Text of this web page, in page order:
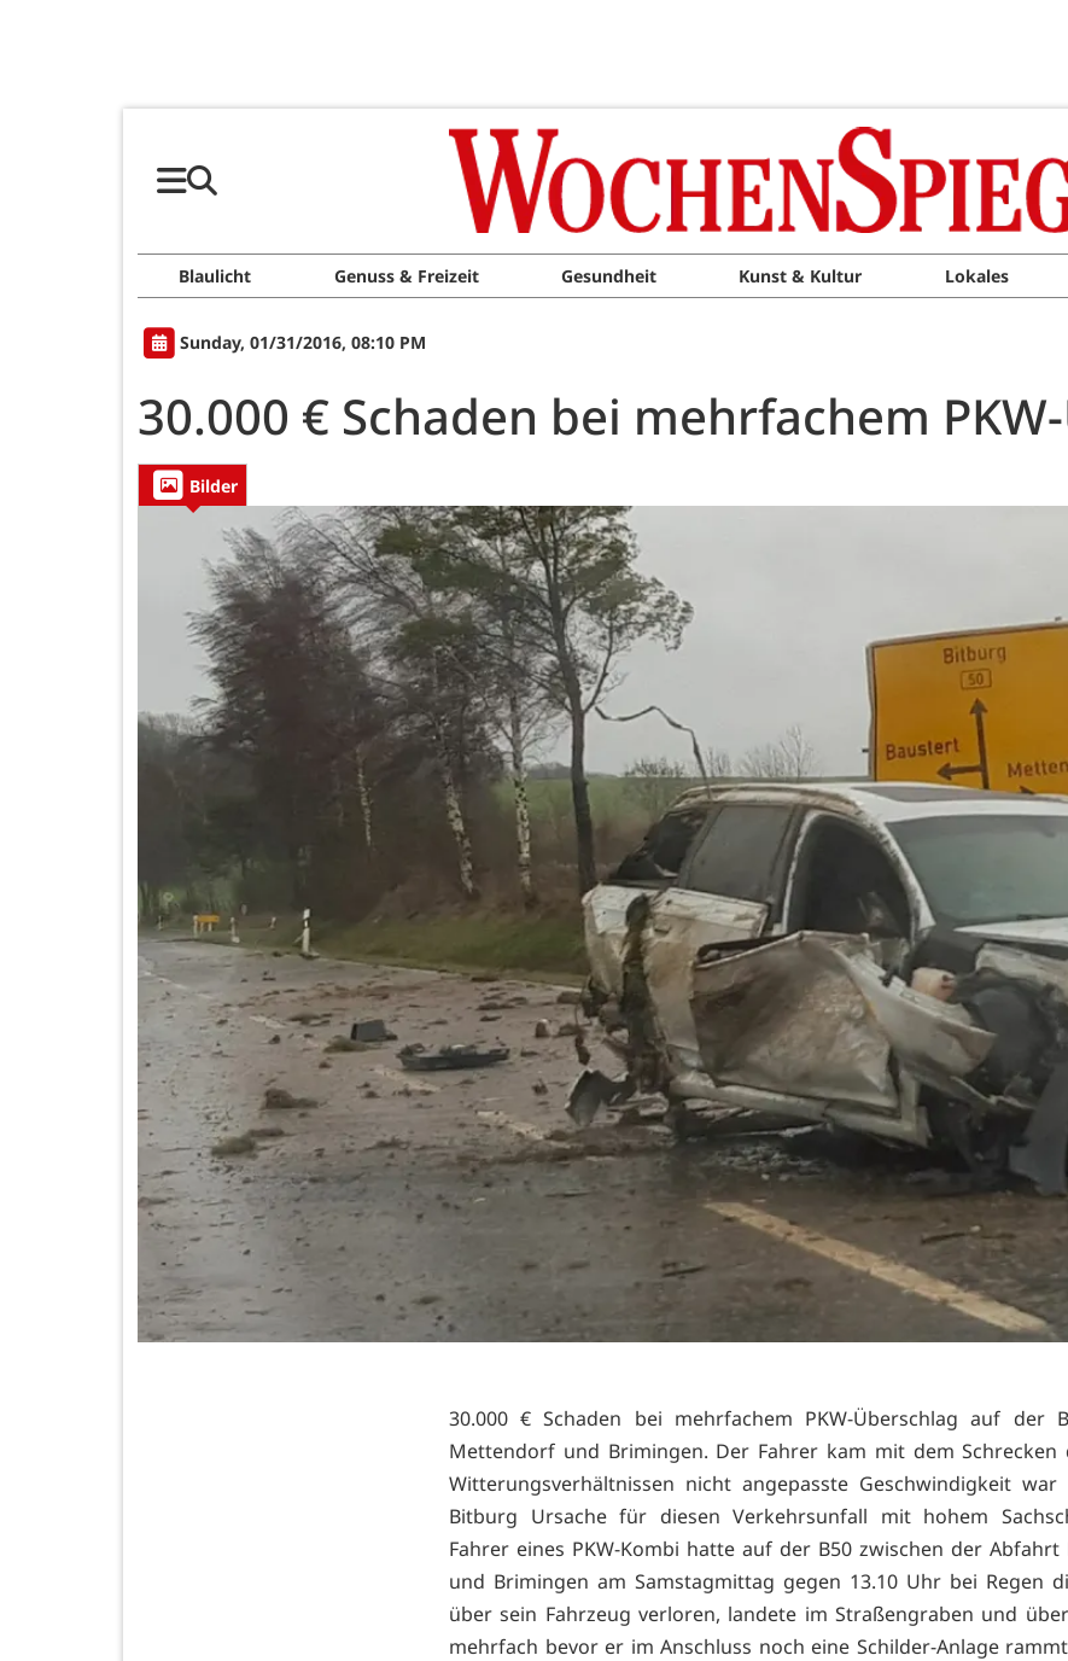
Blaulicht Genuss & Freizeit Gesundheit Kunst & Kultur Lokales
Sunday, 01/31/2016, 08:10 PM
30.000 € Schaden bei mehrfachem
Bilder
30.000 € Schaden bei mehrfachem PKW-Überschlag auf der
Mettendorf und Brimingen. Der Fahrer kam mit dem Schrecken
Witterungsverhältnissen nicht angepasste Geschwindigkeit war
Bitburg Ursache für diesen Verkehrsunfall mit hohem
Fahrer eines PKW-Kombi hatte auf der B50 zwischen der
und Brimingen am Samstagmittag gegen 13.10 Uhr bei Regen
über sein Fahrzeug verloren, landete im Straßengraben und
mehrfach bevor er im Anschluss noch eine Schilder-Anlage